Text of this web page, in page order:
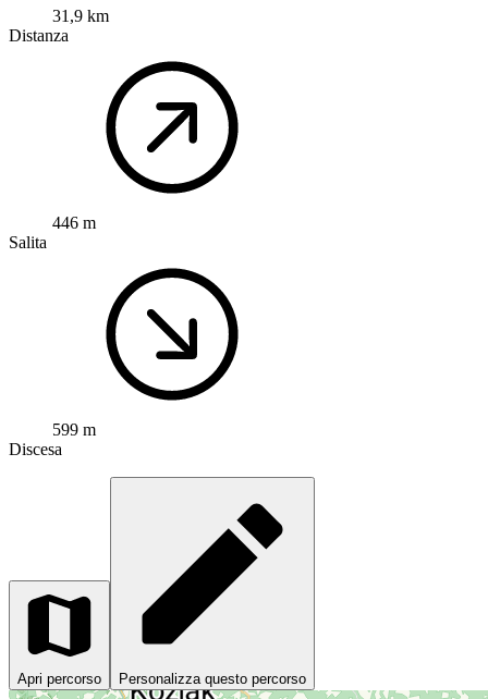
31,9 km
Distanza
446 m
Salita
599 m
Discesa
Apri percorso Personalizza questo percorso